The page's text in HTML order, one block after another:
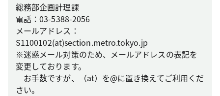
総務部企画計理課
電話：03-5388-2056
メールアドレス：
S1100102(at)section.metro.tokyo.jp
※迷惑メール対策のため、メールアドレスの表記を
変更しております。
お手数ですが、（at）を@に置き換えてご利用くだ
さい。